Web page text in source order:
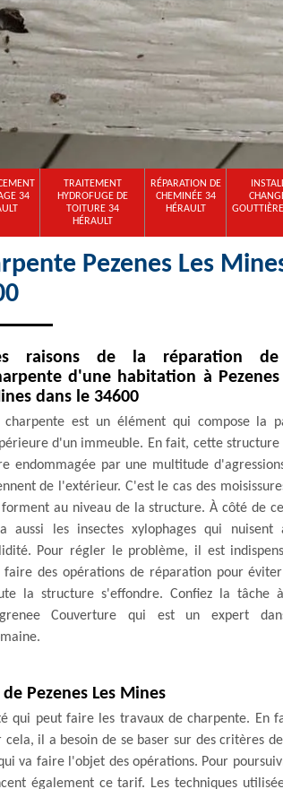
34
TRAITEMENT
HYDROFUGE DE
TOITURE 34
HÉRAULT
RÉPARATION DE
CHEMINÉE 34
HÉRAULT
Pezenes Les
raisons de la réparation
d'une habitation à Pezenes
dans le 34600
charpente est un élément qui compose la
d'un immeuble. En fait, cette structure
endommagée par une multitude
de l'extérieur. C'est le cas des
forment au niveau de la structure. À côté de
aussi les insectes xylophages qui nuisent
Pour régler le problème, il est
faire des opérations de réparation pour
la structure s'effondre. Confiez la tâche
Couverture qui est un expert
Pezenes Les Mines
qui peut faire les travaux de charpente. En
il a besoin de se baser sur des critères
va faire l'objet des opérations. Pour
également ce tarif. Les techniques